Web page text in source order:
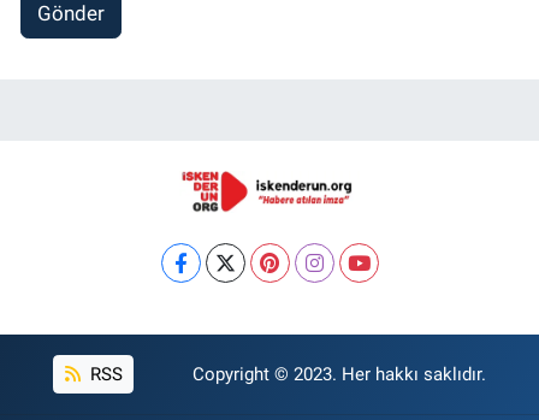
Gönder
RSS Copyright © 2023. Her hakkı saklıdır.